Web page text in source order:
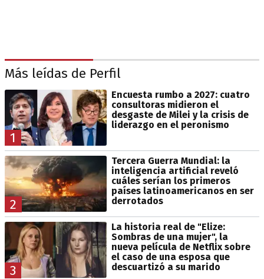
Más leídas de Perfil
1
Encuesta rumbo a 2027: cuatro
consultoras midieron el
desgaste de Milei y la crisis de
liderazgo en el peronismo
2
Tercera Guerra Mundial: la
inteligencia artificial reveló
cuáles serían los primeros
países latinoamericanos en ser
derrotados
3
La historia real de "Elize:
Sombras de una mujer", la
nueva película de Netflix sobre
el caso de una esposa que
descuartizó a su marido